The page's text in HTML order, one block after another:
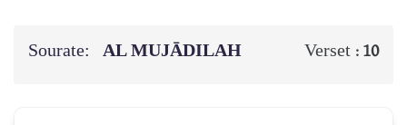
Sourate: AL MUJĀDILAH Verset : 10